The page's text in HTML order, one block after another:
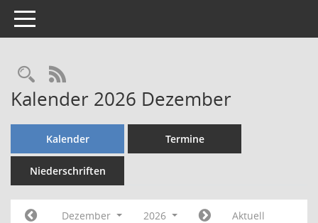
Toggle navigation
Rechercheauswahl
RSS-Feed
Kalender 2026 Dezember
Kalender Termine
Niederschriften
Dezember 2026 Aktuell